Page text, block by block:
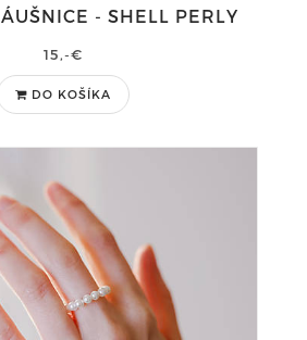
- SHELL PERLY
15,-€
DO KOŠÍKA